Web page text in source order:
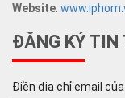
Website:
ĐĂNG KÝ TIN
Điền địa chỉ email